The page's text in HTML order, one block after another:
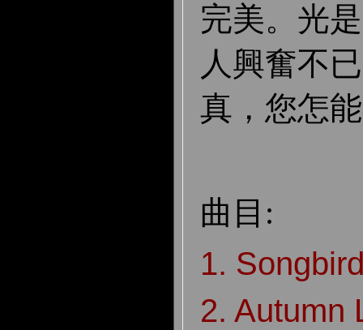
完美。光
人興奮不
真，您怎
曲目:
1.
2. Autumn